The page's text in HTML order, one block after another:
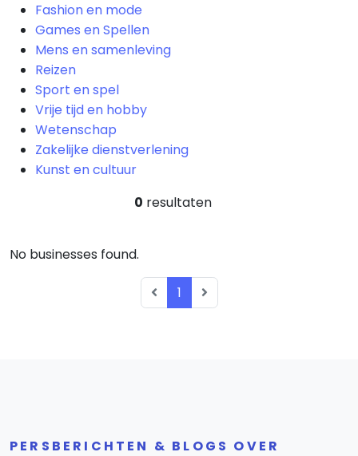
Fashion en mode
Games en Spellen
Mens en samenleving
Reizen
Sport en spel
Vrije tijd en hobby
Wetenschap
Zakelijke dienstverlening
Kunst en cultuur
0 resultaten
No businesses found.
1
PERSBERICHTEN & BLOGS OVER